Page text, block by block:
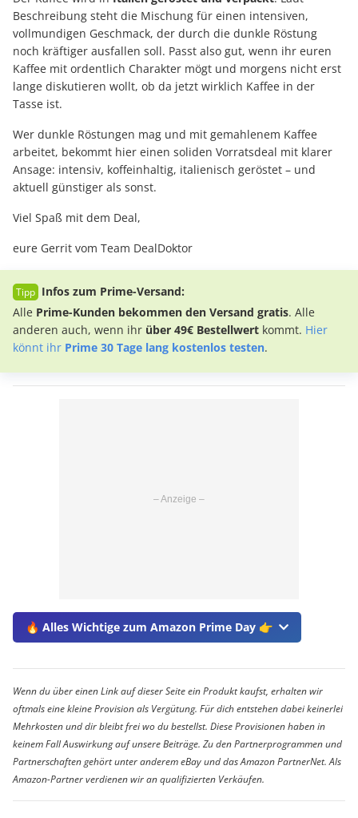
Beschreibung steht die Mischung für einen intensiven,
vollmundigen Geschmack, der durch die dunkle Röstung
noch kräftiger ausfallen soll. Passt also gut, wenn ihr euren
Kaffee mit ordentlich Charakter mögt und morgens nicht erst
lange diskutieren wollt, ob da jetzt wirklich Kaffee in der
Tasse ist.
Wer dunkle Röstungen mag und mit gemahlenem Kaffee
arbeitet, bekommt hier einen soliden Vorratsdeal mit klarer
Ansage: intensiv, koffeinhaltig, italienisch geröstet – und
aktuell günstiger als sonst.
Viel Spaß mit dem Deal,
eure Gerrit vom Team DealDoktor
Infos zum Prime-Versand:
Alle Prime-Kunden bekommen den Versand gratis. Alle
anderen auch, wenn ihr über 49€ Bestellwert kommt. Hier
könnt ihr Prime 30 Tage lang kostenlos testen.
🔥 Alles Wichtige zum Amazon Prime Day 👉
Wenn du über einen Link auf dieser Seite ein Produkt kaufst, erhalten wir
oftmals eine kleine Provision als Vergütung. Für dich entstehen dabei keinerlei
Mehrkosten und dir bleibt frei wo du bestellst. Diese Provisionen haben in
keinem Fall Auswirkung auf unsere Beiträge. Zu den Partnerprogrammen und
Partnerschaften gehört unter anderem eBay und das Amazon PartnerNet. Als
Amazon-Partner verdienen wir an qualifizierten Verkäufen.